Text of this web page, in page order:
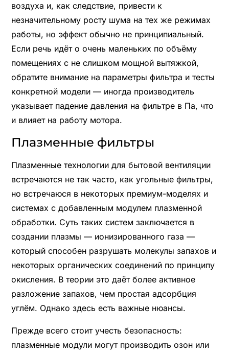
воздуха и, как следствие, привести к
незначительному росту шума на тех же режимах
работы, но эффект обычно не принципиальный.
Если речь идёт о очень маленьких по объёму
помещениях с не слишком мощной вытяжкой,
обратите внимание на параметры фильтра и тесты
конкретной модели — иногда производитель
указывает падение давления на фильтре в Па, что
и влияет на работу мотора.
Плазменные фильтры
Плазменные технологии для бытовой вентиляции
встречаются не так часто, как угольные фильтры,
но встречаюся в некоторых премиум-моделях и
системах с добавленным модулем плазменной
обработки. Суть таких систем заключается в
создании плазмы — ионизированного газа —
который способен разрушать молекулы запахов и
некоторых органических соединений по принципу
окисления. В теории это даёт более активное
разложение запахов, чем простая адсорбция
углём. Однако здесь есть важные нюансы.
Прежде всего стоит учесть безопасность:
плазменные модули могут производить озон или